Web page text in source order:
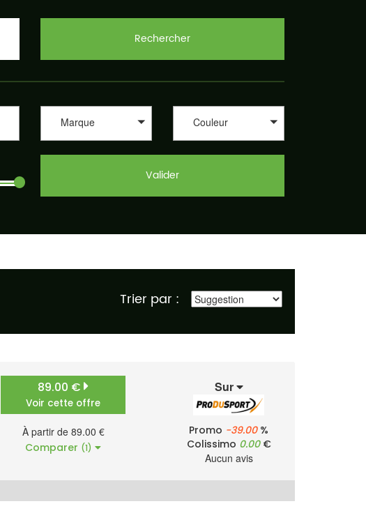
Rechercher
Marque Couleur
Valider
Trier par :
89.00 €
Voir cette offre
À partir de 89.00 €
Comparer (1)
Sur
Promo -39.00%
Colissimo 0.00€
Aucun avis